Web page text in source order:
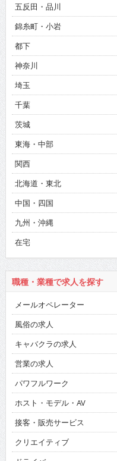
五反田・品川
錦糸町・小岩
都下
神奈川
埼玉
千葉
茨城
東海・中部
関西
北海道・東北
中国・四国
九州・沖縄
在宅
職種・業種で求人を探す
メールオペレーター
風俗の求人
キャバクラの求人
営業の求人
パワフルワーク
ホスト・モデル・AV
接客・販売サービス
クリエイティブ